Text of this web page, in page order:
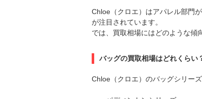
Chloe（クロエ）はアパレル部門
が注目されています。
では、買取相場にはどのような傾
バッグの買取相場はどれくらい
Chloe（クロエ）のバッグシリー